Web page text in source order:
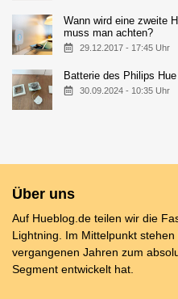
Wann wird eine zweite
muss man achten?
29.12.2017 - 17:45 Uhr
Batterie des Philips
30.09.2024 - 10:35 Uhr
Über uns
Auf Hueblog.de teilen wir die
Lightning. Im Mittelpunkt
vergangenen Jahren zum
Segment entwickelt hat.